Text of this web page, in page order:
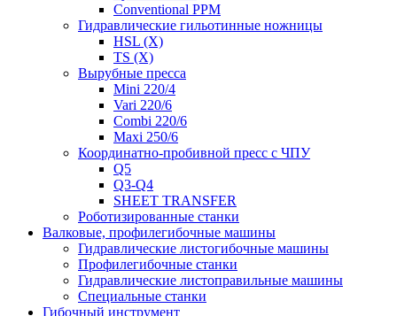
Conventional PPM
Гидравлические гильотинные ножницы
HSL (X)
TS (X)
Вырубные пресса
Mini 220/4
Vari 220/6
Combi 220/6
Maxi 250/6
Координатно-пробивной пресс с ЧПУ
Q5
Q3-Q4
SHEET TRANSFER
Роботизированные станки
Валковые, профилегибочные машины
Гидравлические листогибочные машины
Профилегибочные станки
Гидравлические листоправильные машины
Специальные станки
Гибочный инструмент